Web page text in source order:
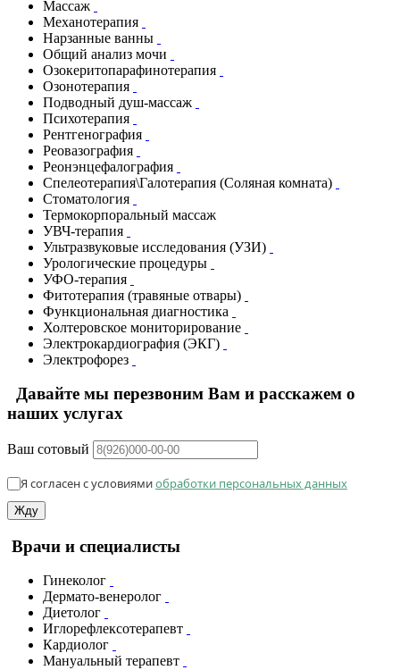
Массаж
Механотерапия
Нарзанные ванны
Общий анализ мочи
Озокеритопарафинотерапия
Озонотерапия
Подводный душ-массаж
Психотерапия
Рентгенография
Реовазография
Реонэнцефалография
Спелеотерапия\Галотерапия (Соляная комната)
Стоматология
Термокорпоральный массаж
УВЧ-терапия
Ультразвуковые исследования (УЗИ)
Урологические процедуры
УФО-терапия
Фитотерапия (травяные отвары)
Функциональная диагностика
Холтеровское мониторирование
Электрокардиография (ЭКГ)
Электрофорез
Давайте мы перезвоним Вам и расскажем о
наших услугах
Ваш сотовый
Я согласен с условиямиобработки персональных данных
Жду
Врачи и специалисты
Гинеколог
Дермато-венеролог
Диетолог
Иглорефлексотерапевт
Кардиолог
Мануальный терапевт